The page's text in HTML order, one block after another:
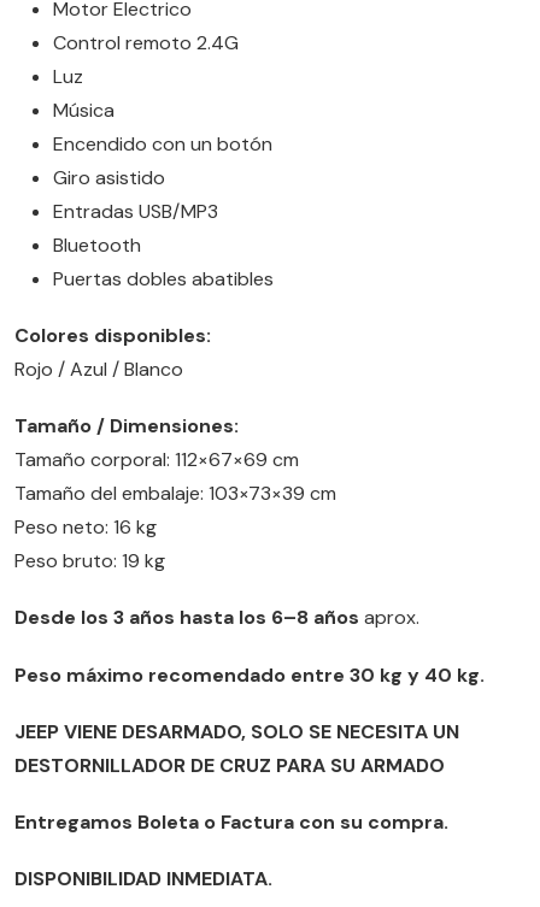
Motor Electrico
Control remoto 2.4G
Luz
Música
Encendido con un botón
Giro asistido
Entradas USB/MP3
Bluetooth
Puertas dobles abatibles
Colores disponibles:
Rojo / Azul / Blanco
Tamaño / Dimensiones:
Tamaño corporal: 112×67×69 cm
Tamaño del embalaje: 103×73×39 cm
Peso neto: 16 kg
Peso bruto: 19 kg
Desde los 3 años hasta los 6–8 años aprox.
Peso máximo recomendado entre 30 kg y 40 kg.
JEEP VIENE DESARMADO, SOLO SE NECESITA UN
DESTORNILLADOR DE CRUZ PARA SU ARMADO
Entregamos Boleta o Factura con su compra.
DISPONIBILIDAD INMEDIATA.